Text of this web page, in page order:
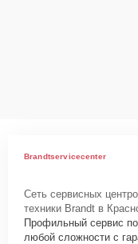
Для запуска процесса
проконсультируют по
диагностику, подскажут
оформят выезд
Brandtservicecenter
Сеть сервисных
техники Brandt в
Профильный сервис
любой сложности с